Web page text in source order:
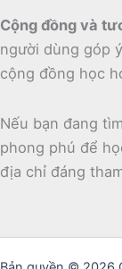
Cộng đồng và
người dùng góp
cộng đồng học
Nếu bạn đang
phong phú để
địa chỉ đáng